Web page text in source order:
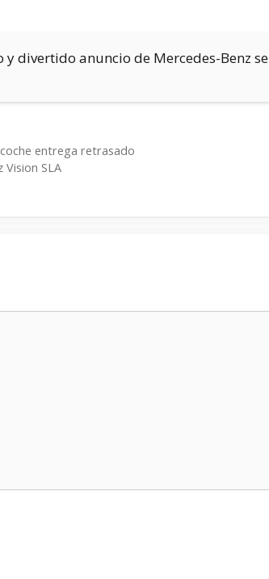
y divertido anuncio de Mercedes-Benz se
entrega retrasado
SLA